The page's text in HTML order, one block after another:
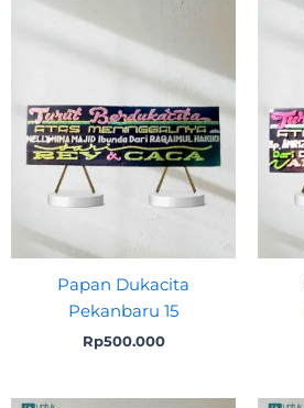
Papan Dukacita
Pekanbaru 15
Rp500.000